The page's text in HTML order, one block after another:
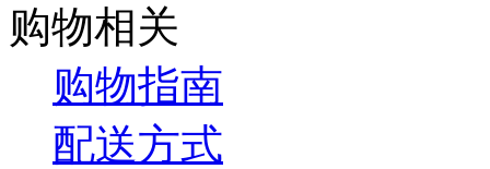
购物相关
购物指南
配送方式